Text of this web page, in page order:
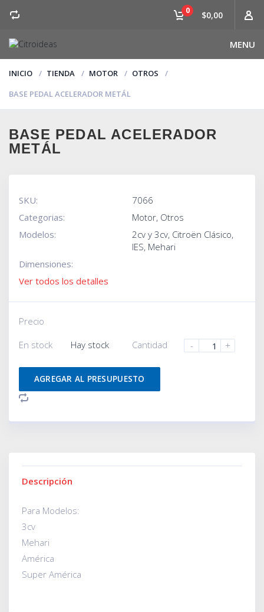
MENU
0 $0,00
INICIO TIENDA MOTOR
OTROS
BASE PEDAL ACELERADOR METÁL
BASE PEDAL ACELERADOR
METÁL
SKU:
7066
Categorias:
Motor, Otros
Modelos:
2cv y 3cv, Citroën Clásico,
IES, Mehari
Dimensiones:
Ver todos los detalles
Precio
En stock
Hay stock Cantidad - +
AGREGAR AL PRESUPUESTO
Descripción
Para Modelos:
3cv
Mehari
América
Super América